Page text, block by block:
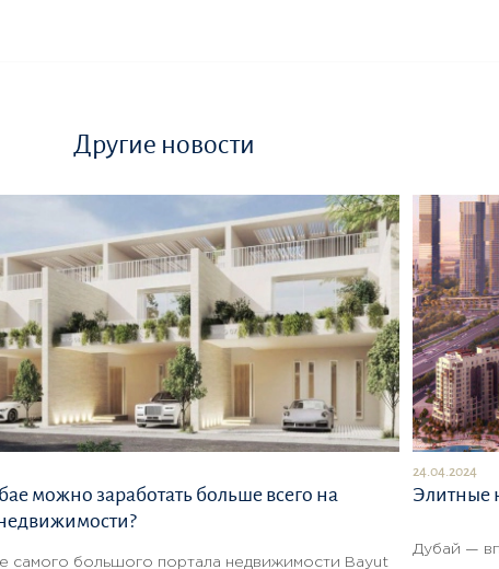
Другие новости
можно заработать больше всего на
самого большого портала недвижимости Bayut
24.04.2024
Элитные
Дубай —